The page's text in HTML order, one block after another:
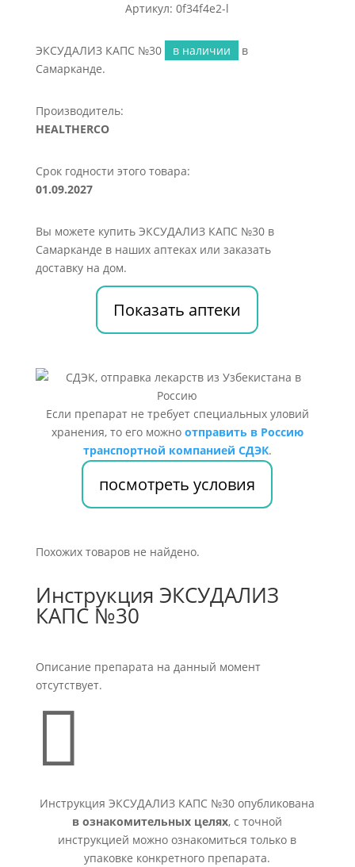
Артикул: 0f34f4e2-l
ЭКСУДАЛИЗ КАПС №30 в наличии
в
Самарканде.
Производитель:
HEALTHERCO
Срок годности этого товара:
01.09.2027
Вы можете купить ЭКСУДАЛИЗ КАПС №30 в
Самарканде в наших аптеках или заказать
доставку на дом.
Показать аптеки
Если препарат не требует специальных уловий
хранения, то его можно отправить в Россию
транспортной компанией СДЭК.
посмотреть условия
Похожих товаров не найдено.
Инструкция ЭКСУДАЛИЗ
КАПС №30
Описание препарата на данный момент
отсутствует.

Инструкция ЭКСУДАЛИЗ КАПС №30 опубликована
в ознакомительных целях, с точной
инструкцией можно ознакомиться только в
упаковке конкретного препарата.